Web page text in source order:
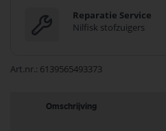
Reparatie Service
Nilfisk stofzuigers
Art.nr. 6139565493373
Omschrijving